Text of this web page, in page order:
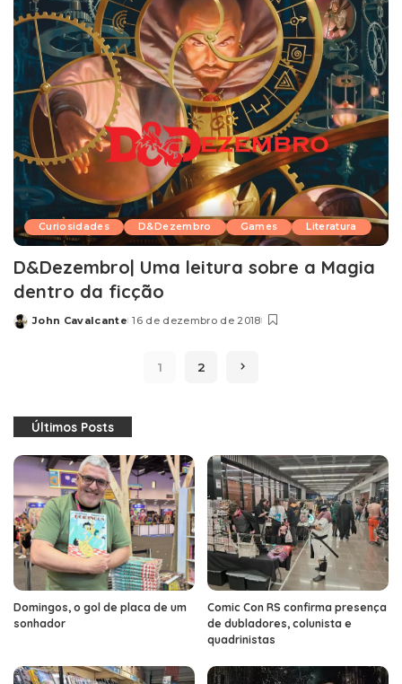
Curiosidades D&Dezembro Games Literatura
D&Dezembro| Uma leitura sobre a Magia
dentro da ficção
Posted
John Cavalcante 16 de dezembro de 2018
1 2
Últimos Posts
Domingos, o gol de placa de um
sonhador
Comic Con RS confirma presença
de dubladores, colunista e
quadrinistas